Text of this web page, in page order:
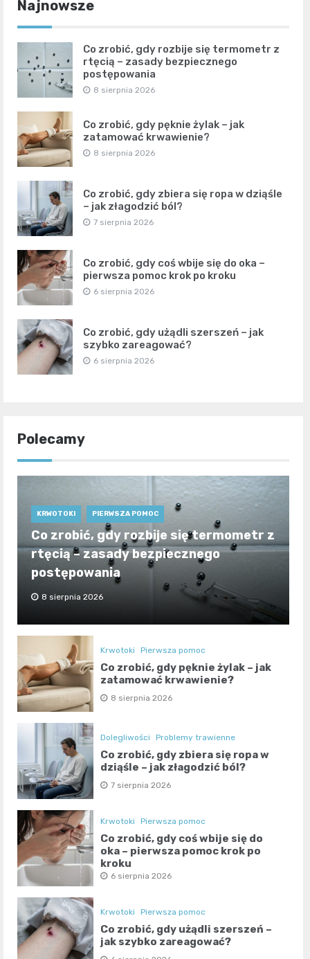
Najnowsze
Co zrobić, gdy rozbije się termometr z
rtęcią – zasady bezpiecznego
postępowania
8 sierpnia 2026
Co zrobić, gdy pęknie żylak – jak
zatamować krwawienie?
8 sierpnia 2026
Co zrobić, gdy zbiera się ropa w dziąśle
– jak złagodzić ból?
7 sierpnia 2026
Co zrobić, gdy coś wbije się do oka –
pierwsza pomoc krok po kroku
6 sierpnia 2026
Co zrobić, gdy użądli szerszeń – jak
szybko zareagować?
6 sierpnia 2026
Polecamy
KRWOTOKI PIERWSZA POMOC
Co zrobić, gdy rozbije się termometr z
rtęcią – zasady bezpiecznego
postępowania
8 sierpnia 2026
Krwotoki Pierwsza pomoc
Co zrobić, gdy pęknie żylak – jak
zatamować krwawienie?
8 sierpnia 2026
Dolegliwości Problemy trawienne
Co zrobić, gdy zbiera się ropa w
dziąśle – jak złagodzić ból?
7 sierpnia 2026
Krwotoki Pierwsza pomoc
Co zrobić, gdy coś wbije się do
oka – pierwsza pomoc krok po
kroku
6 sierpnia 2026
Krwotoki Pierwsza pomoc
Co zrobić, gdy użądli szerszeń –
jak szybko zareagować?